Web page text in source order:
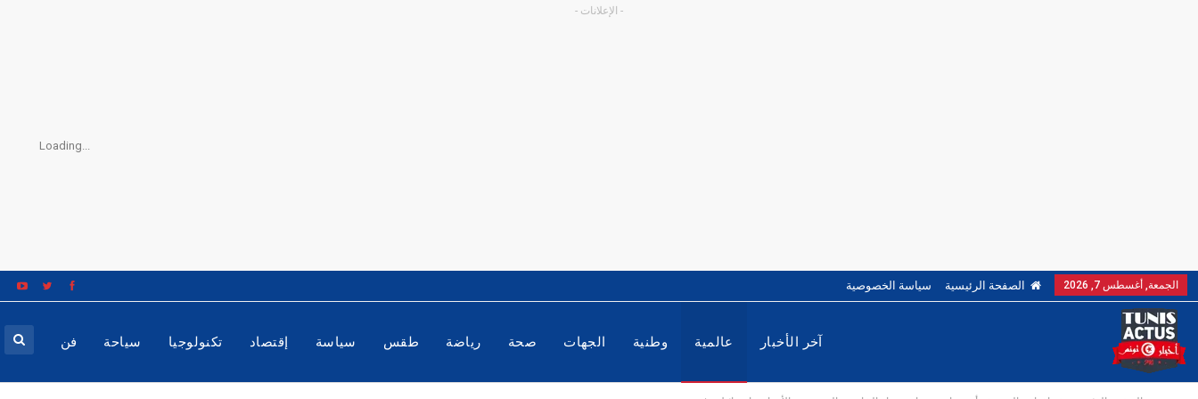
- الإعلانات -
Loading...
الجمعة, أغسطس 7, 2026 الصفحة الرئيسية سياسة الخصوصية
آخر الأخبار عالمية وطنية الجهات صحة رياضة طقس سياسة إقتصاد تكنولوجيا سياحة فن